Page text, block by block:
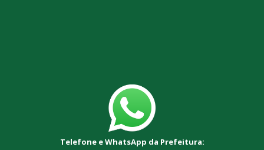
Telefone e WhatsApp da Prefeitura: